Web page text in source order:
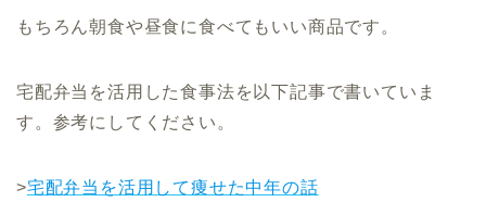
もちろん朝食や昼食に食べてもいい商品です。
宅配弁当を活用した食事法を以下記事で書いていま
す。参考にしてください。
>宅配弁当を活用して痩せた中年の話